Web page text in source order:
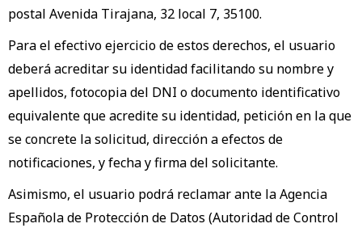
postal Avenida Tirajana, 32 local 7, 35100.
Para el efectivo ejercicio de estos derechos, el usuario
deberá acreditar su identidad facilitando su nombre y
apellidos, fotocopia del DNI o documento identificativo
equivalente que acredite su identidad, petición en la que
se concrete la solicitud, dirección a efectos de
notificaciones, y fecha y firma del solicitante.
Asimismo, el usuario podrá reclamar ante la Agencia
Española de Protección de Datos (Autoridad de Control